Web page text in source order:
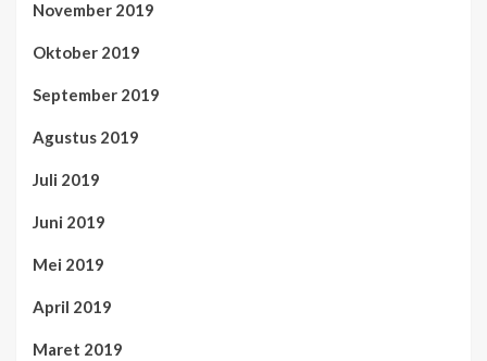
November 2019
Oktober 2019
September 2019
Agustus 2019
Juli 2019
Juni 2019
Mei 2019
April 2019
Maret 2019